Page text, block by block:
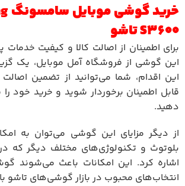
S3600 تاشو
برای اطمینان از اصالت کالا و کیفیت
این گوشی از فروشگاه آمل موبایل، یک
این اقدام، شما می‌توانید از تضمین
قابل اطمینان برخوردار شوید و خرید خود را
دهید.
از دیگر مزایای این گوشی می‌توان به
بلوتوث و تکنولوژی‌های مختلف دیگر که در
انتخاب‌های محبوب در بازار گوشی‌های تاشو